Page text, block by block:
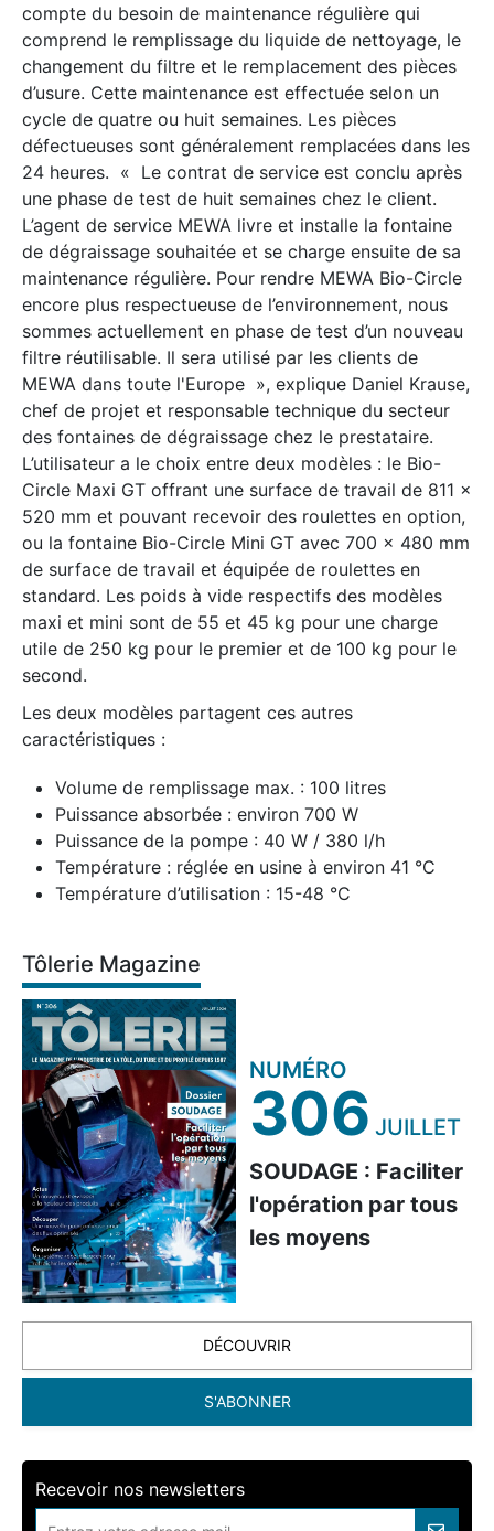
compte du besoin de maintenance régulière qui
comprend le remplissage du liquide de nettoyage, le
changement du filtre et le remplacement des pièces
d’usure. Cette maintenance est effectuée selon un
cycle de quatre ou huit semaines. Les pièces
défectueuses sont généralement remplacées dans les
24 heures. « Le contrat de service est conclu après
une phase de test de huit semaines chez le client.
L’agent de service MEWA livre et installe la fontaine
de dégraissage souhaitée et se charge ensuite de sa
maintenance régulière. Pour rendre MEWA Bio-Circle
encore plus respectueuse de l’environnement, nous
sommes actuellement en phase de test d’un nouveau
filtre réutilisable. Il sera utilisé par les clients de
MEWA dans toute l'Europe », explique Daniel Krause,
chef de projet et responsable technique du secteur
des fontaines de dégraissage chez le prestataire.
L’utilisateur a le choix entre deux modèles : le Bio-
Circle Maxi GT offrant une surface de travail de 811 x
520 mm et pouvant recevoir des roulettes en option,
ou la fontaine Bio-Circle Mini GT avec 700 x 480 mm
de surface de travail et équipée de roulettes en
standard. Les poids à vide respectifs des modèles
maxi et mini sont de 55 et 45 kg pour une charge
utile de 250 kg pour le premier et de 100 kg pour le
second.
Les deux modèles partagent ces autres
caractéristiques :
Volume de remplissage max. : 100 litres
Puissance absorbée : environ 700 W
Puissance de la pompe : 40 W / 380 l/h
Température : réglée en usine à environ 41 °C
Température d’utilisation : 15-48 °C
Tôlerie Magazine
NUMÉRO
306 JUILLET
SOUDAGE : Faciliter
l'opération par tous
les moyens
DÉCOUVRIR
S'ABONNER
Recevoir nos newsletters